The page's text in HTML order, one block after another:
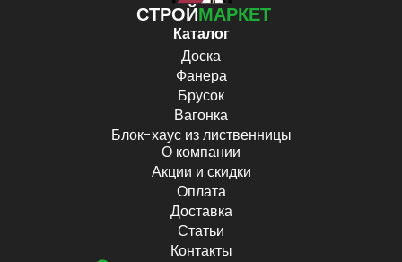
СТРОЙМАРКЕТ
Каталог
Доска
Фанера
Брусок
Вагонка
Блок-хаус из лиственницы
О компании
Акции и скидки
Оплата
Доставка
Статьи
Контакты